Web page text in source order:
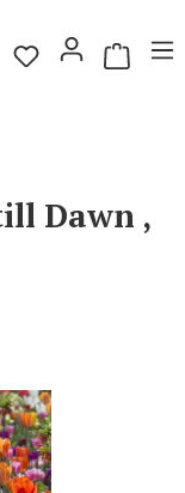
Dawn ,